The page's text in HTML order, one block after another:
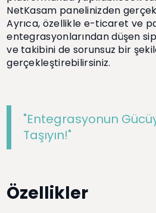
NetKasam panelinizden
Ayrıca, özellikle e-ticaret ve
entegrasyonlarından düşen
ve takibini de sorunsuz bir
gerçekleştirebilirsiniz.
"Entegrasyonun
Taşıyın!"
Özellikler